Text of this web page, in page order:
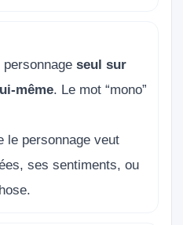
personnage seul sur
même. Le mot “mono”
le personnage veut
ses sentiments, ou